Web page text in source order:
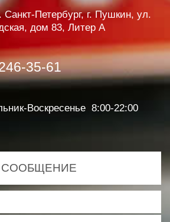
Санкт-Петербург, г. Пушкин, ул.
дом 83, Литер А
35-61
Воскресенье 8:00-22:00
СООБЩЕНИЕ